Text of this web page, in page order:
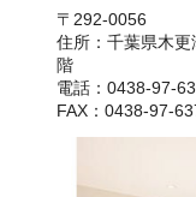
〒292-0056
住所：千葉県木
階
電話：0438-97-
FAX：0438-97-